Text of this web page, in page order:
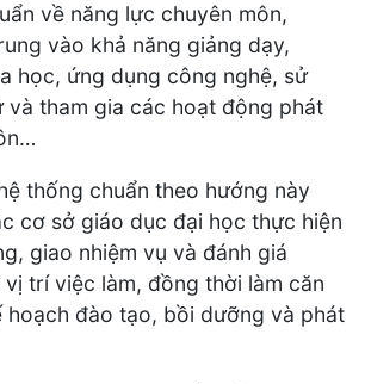
về năng lực chuyên môn,
vào khả năng giảng dạy,
học, ứng dụng công nghệ, sử
và tham gia các hoạt động phát
thống chuẩn theo hướng này
cơ sở giáo dục đại học thực hiện
giao nhiệm vụ và đánh giá
trí việc làm, đồng thời làm căn
hoạch đào tạo, bồi dưỡng và phát